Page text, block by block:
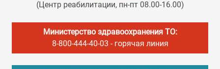
(Центр реабилитации, пн-пт 08.00-16.00)
Министерство здравоохранения ТО:
8-800-444-40-03 - горячая линия